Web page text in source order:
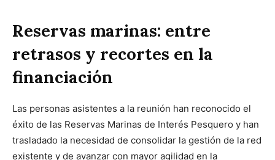
Reservas marinas: entre
retrasos y recortes en la
financiación
Las personas asistentes a la reunión han reconocido el
éxito de las Reservas Marinas de Interés Pesquero y han
trasladado la necesidad de consolidar la gestión de la red
existente y de avanzar con mayor agilidad en la